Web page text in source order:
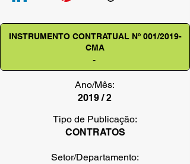
INSTRUMENTO CONTRATUAL Nº 001/2019-
CMA
-
Ano/Mês:
2019 / 2
Tipo de Publicação:
CONTRATOS
Setor/Departamento: